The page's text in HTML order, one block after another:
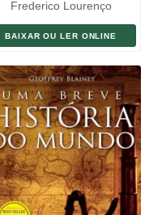
Frederico Lourenço
BAIXAR OU LER ONLINE